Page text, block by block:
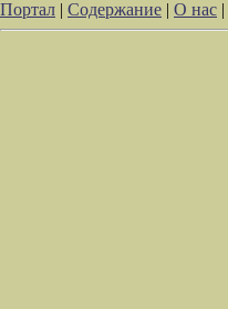
Портал | Содержание | О нас |